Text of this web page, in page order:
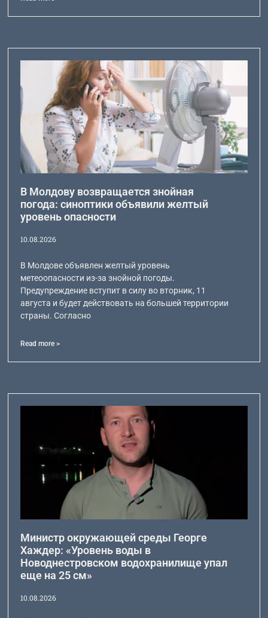
В Молдову возвращается знойная
погода: синоптики объявили желтый
уровень опасности
10.08.2026
В Молдове объявлен желтый уровень
метеоопасности из-за знойной погоды.
Предупреждение вступит в силу во вторник, 11
августа и будет действовать на большей территории
страны. Согласно
Read more >
Министр окружающей среды Георге
Хаждер: «Уровень воды в
Новоднестровском водохранилище упал
еще на 25 см»
10.08.2026